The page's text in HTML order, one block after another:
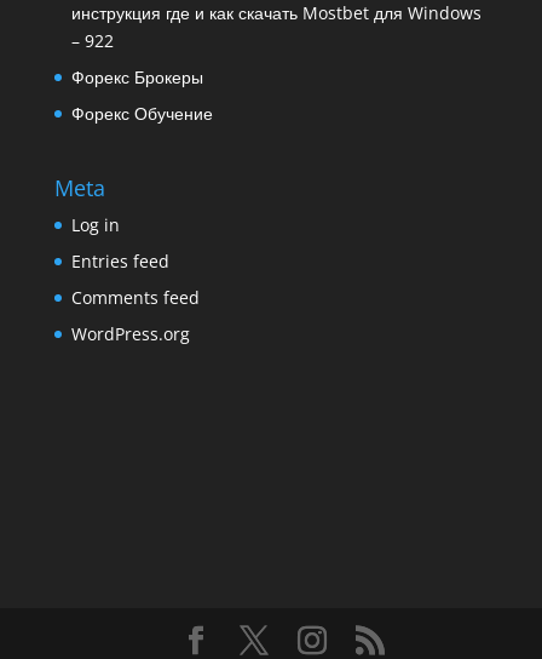
инструкция где и как скачать Mostbet для Windows
– 922
Форекс Брокеры
Форекс Обучение
Meta
Log in
Entries feed
Comments feed
WordPress.org